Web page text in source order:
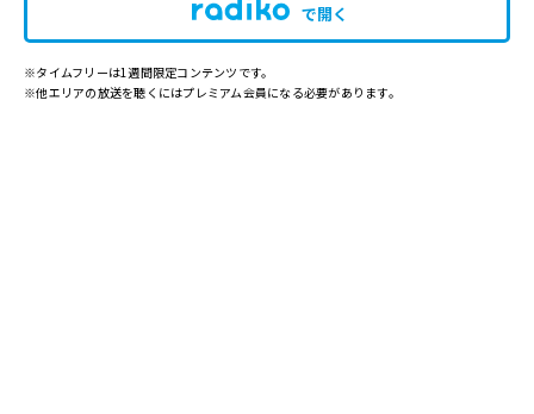
で開く
※タイムフリーは1週間限定コンテンツです。
※他エリアの放送を聴くにはプレミアム会員になる必要があります。